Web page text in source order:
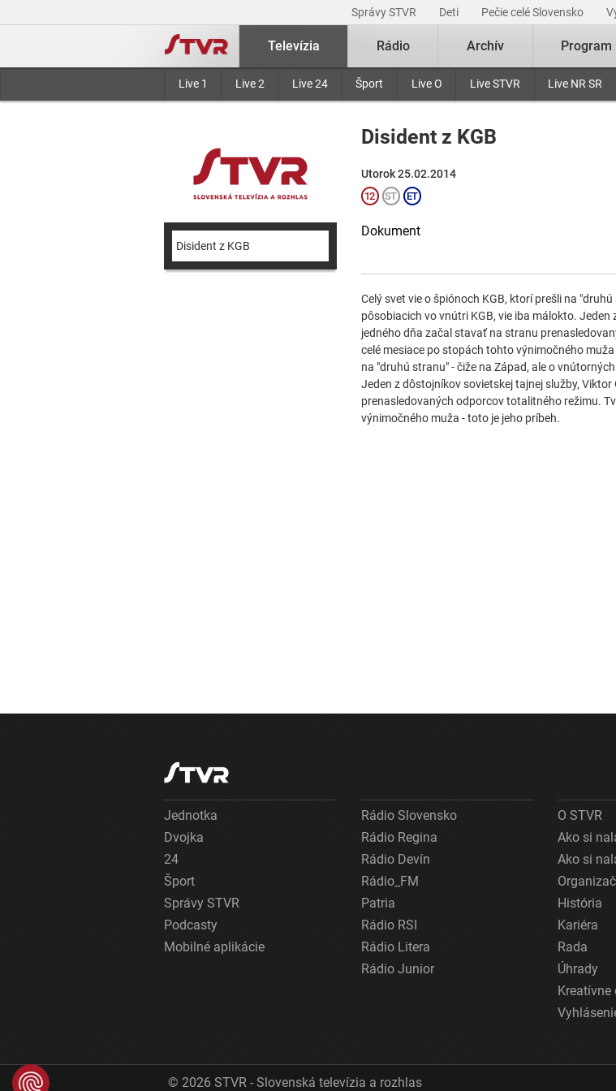
Správy STVR Deti Pečie celé Slovensko
Televízia
Live 1 Live 2 Live 24 Šport Live O Live STVR Live NR SR
Rádio Archív Program
Disident z KGB
Disident z KGB
Utorok 25.02.2014
Dokument
Celý svet vie o špiónoch KGB, ktorí prešli na
pôsobiacich vo vnútri KGB, vie iba málokto.
jedného dňa začal stavať na stranu
celé mesiace po stopách tohto výnimočného
na "druhú stranu" - čiže na Západ, ale o
Jeden z dôstojníkov sovietskej tajnej služby,
prenasledovaných odporcov totalitného režimu.
výnimočného muža - toto je jeho príbeh.
Jednotka
Dvojka
24
Šport
Správy STVR
Podcasty
Mobilné aplikácie
Rádio Slovensko
Rádio Regina
Rádio Devín
Rádio_FM
Patria
Rádio RSI
Rádio Litera
Rádio Junior
O STVR
Ako si
Ako si
História
Kariéra
Rada
Úhrady
Kreatívne
© 2026 STVR - Slovenská televízia a rozhlas